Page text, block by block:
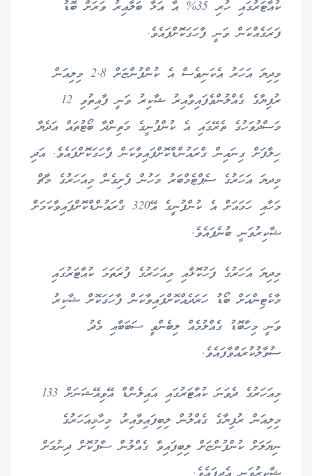
ކުއާޓަރުގައި ހުރި 35% އާ އަޅާ ބަލާއިރު ވަރަށް ބޮޑު
ފަރަގެއްކަން ވަނީ ފާހަގަކޮށްފައެވެ.
މިދިޔަ އަހަރު އެކަނިވެސް އެ ކުންފުންޏަށް 2.8 މިލިއަން
ރުފިޔާގެ ގެއްލުންވެފައިވާއިރު ޝާކިރު ވަނީ ފާއިތުވި 12
މަސްދުވަހުގެ ތެރޭގައި އެ ކުންފުނީގެ މަތިންދާ ބޯޓުތައް އަދެޔާ
ހިލާފަށް ގިނައިން ގްރައުންޑްކޮށްފައިވާކަން ފާހަގަކޮށްފައެވެ. އަދި
މިދޔަ އަހަރުގެ ސެޕްޓެމްބަރު މަހުން ފެށިގެން މިއަހަރުގެ މާޗް
މަހާއި ހަމައަށް އެ ކުންފުނީގެ އޭ320 ގްރައުންޑްކޮށްފައިވާކަމަށް
ޝާކިރުވަނީ ބުނެފައެވެ.
މިދިޔަ އަހަރުގެ ފަހުކޮޅާއި މިއަހަރުގެ ފުރަތަމަ ކުއާޓަރުގައި
މާކެޓިންއަށް ބޯޑު ހަރަދެއްކޮށްފައިވާކަން ފާހަގަކޮށް ޝާކިރު
ވަނީ މިހާބޮޑު ގެއްލުމެއް ލިބެންވީ ސަބަބާއި މެދު
ސުވާލުކުރައްވާފައެވެ.
މިއަހަރުގެ ދެވަނަ ކުއާޓަރުގައި އައިލެންޑް އޭވިއޭޝަނަށް 133
މިލިއަން ރުފިޔާގެ ގެއްލުން ލިބިފައިވާއިރު، މިހާމިއަހަރުގެ
ނިޔަލަށް ކުންފުންޏަށް ލިބިފައިވާ ގެއްލުން ސާފުކޮށް ދިނުމަށް